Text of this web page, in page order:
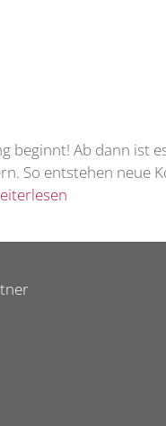
beginnt! Ab dann ist
So entstehen neue